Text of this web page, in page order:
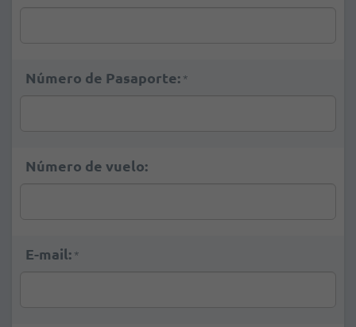
Número de Pasaporte: *
Número de vuelo:
E-mail: *